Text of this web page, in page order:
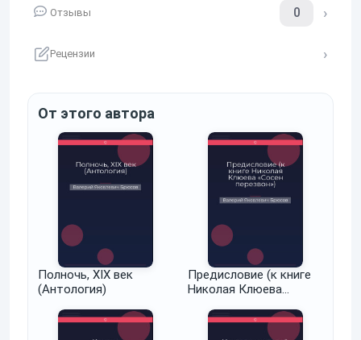
Отзывы 0
Рецензии
От этого автора
Полночь, XIX век
(Антология)
Предисловие (к книге
Николая Клюева